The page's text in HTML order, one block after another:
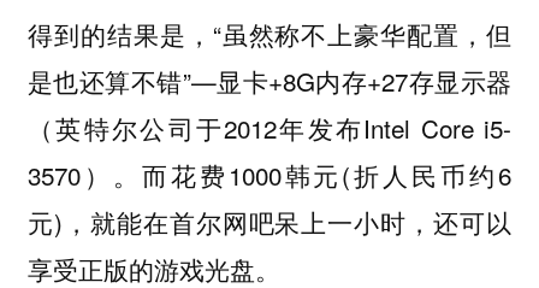
得到的结果是，“虽然称不上豪华配置，但
是也还算不错”—显卡+8G内存+27存显示器
（英特尔公司于2012年发布Intel Core i5-
3570）。而花费1000韩元(折人民币约6
元)，就能在首尔网吧呆上一小时，还可以
享受正版的游戏光盘。